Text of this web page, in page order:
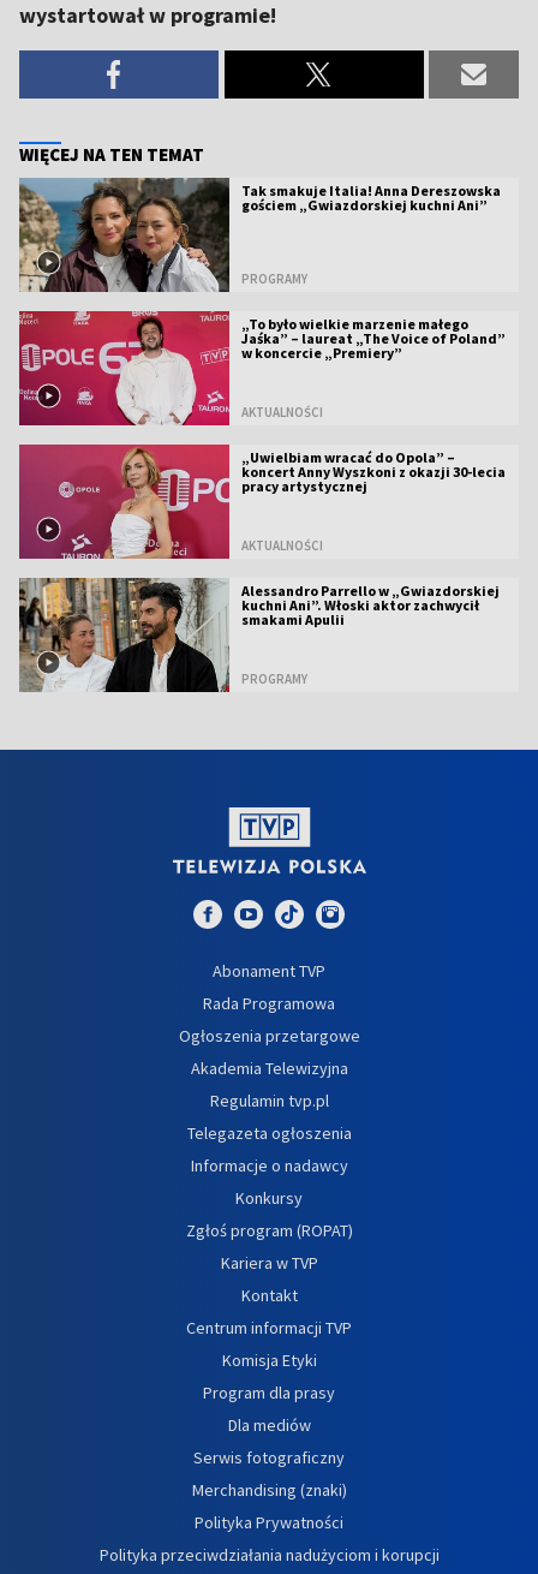
wystartował w programie!
WIĘCEJ NA TEN TEMAT
Tak smakuje Italia! Anna Dereszowska
gościem „Gwiazdorskiej kuchni Ani”
PROGRAMY
„To było wielkie marzenie małego
Jaśka” – laureat „The Voice of Poland”
w koncercie „Premiery”
AKTUALNOŚCI
„Uwielbiam wracać do Opola” –
koncert Anny Wyszkoni z okazji 30-lecia
pracy artystycznej
AKTUALNOŚCI
Alessandro Parrello w „Gwiazdorskiej
kuchni Ani”. Włoski aktor zachwycił
smakami Apulii
PROGRAMY
Abonament TVP
Rada Programowa
Ogłoszenia przetargowe
Akademia Telewizyjna
Regulamin tvp.pl
Telegazeta ogłoszenia
Informacje o nadawcy
Konkursy
Zgłoś program (ROPAT)
Kariera w TVP
Kontakt
Centrum informacji TVP
Komisja Etyki
Program dla prasy
Dla mediów
Serwis fotograficzny
Merchandising (znaki)
Polityka Prywatności
Polityka przeciwdziałania nadużyciom i korupcji